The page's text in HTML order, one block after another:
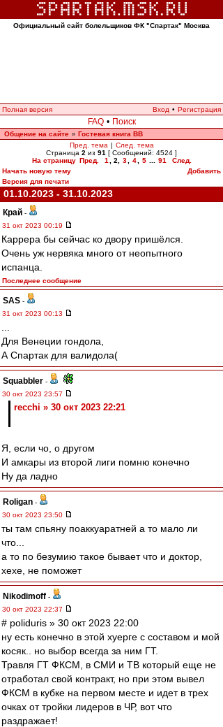
Официальный сайт болельщиков ФК "Спартак" Москва
Полная версия Вход • Регистрация
FAQ • Поиск
Общение на сайте » Гостевая книга ВВ
Пред. тема | След. тема
Страница 2 из 91 [ Сообщений: 4524 ]
На страницу Пред. 1 2 3 4 5 91
След.
Начать новую тему
Добавить
Версия для печати
01.10.2023 - 31.10.2023
Край -
31 окт 2023 00:19
Каррера бы сейчас ко двору пришёлся.
Очень уж нервяка много от неопытного
испанца.
Последнее сообщение
SAS -
31 окт 2023 00:13
Для Венеции гондола,
А Спартак для валидола(
Squabbler -
30 окт 2023 23:57
recchi » 30 окт 2023 22:21
Я, если чо, о другом
И амкары из второй лиги помню конечно
Ну да ладно
Roligan -
30 окт 2023 23:50
ты там спьяну поаккуаратней а то мало ли
что...
а то по безумию такое бывает что и доктор,
хехе, не поможет
Nikodimoff -
30 окт 2023 22:37
# poliduris » 30 окт 2023 22:00
ну есть конечно в этой хуерге с составом и мой
косяк.. но выбор всегда за ним ГТ.
Травля ГТ ФКСМ, в СМИ и ТВ который еще не
отработал свой контракт, но при этом вывел
ФКСМ в кубке на первом месте и идет в трех
очках от тройки лидеров в ЧР, вот что
раздражает!